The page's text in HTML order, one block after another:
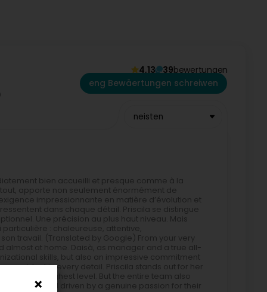
4,13 39bewertungen
eng Bewäertungen schreiwen
neisten
bien accueilli et presque comme à la
apporte non seulement énormément de
impressionnante en matière d’évolution et
dans chaque détail. Priscila se distingue
Une précision au plus haut niveau. Mais
: chaleureuse, attentive,
travail. (Translated by Google) From your very
at home. Daisà, as manager and a true all-
skills, but also an impressive commitment
evident in every detail. Priscila stands out for her
at the highest level. But the entire team also
and driven by a genuine passion for their